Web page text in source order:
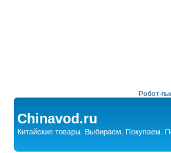
Робот-
Chinavod.ru
Китайские товары. Выбираем. Покупаем.